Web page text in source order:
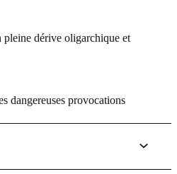
dérive oligarchique et
dangereuses provocations